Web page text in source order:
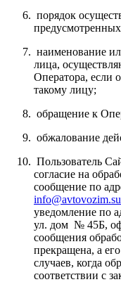
порядок
наименование
лица,
Оператора, если
такому лицу;
обращение к
обжалование
Пользователь
согласие на
сообщение по
info@avtovozim.su
уведомление по
ул. дом № 45Б,
сообщения
прекращена, а
случаев, когда
соответствии с